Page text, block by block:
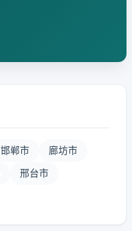
邯郸市 廊坊市
邢台市